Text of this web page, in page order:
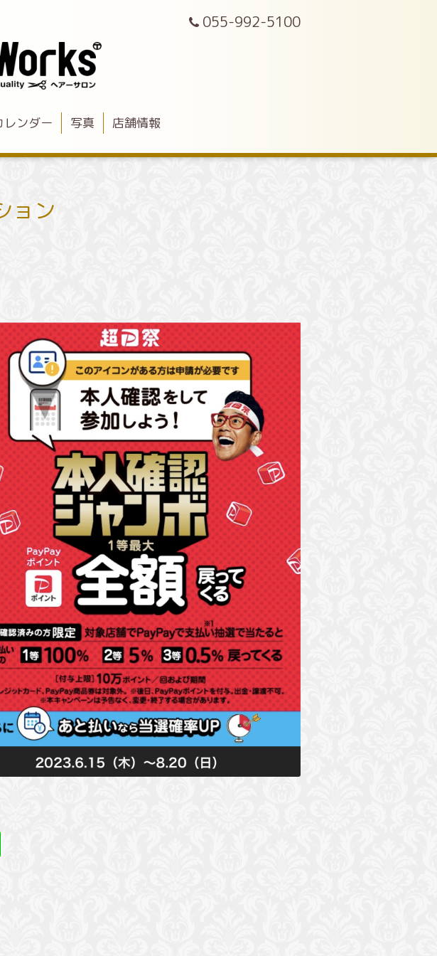
055-992-5100
レンダー 写真 店舗情報
ョン